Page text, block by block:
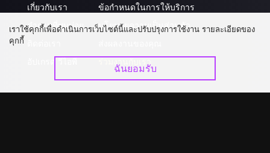
เกี่ยวกับเรา
คำถามที่พบบ่อย
ข้อกำหนดในการให้บริการ
นโยบายความเป็นส่วนตัว
เราใช้คุกกี้เพื่อดำเนินการเว็บไซต์นี้และปรับปรุงการใช้งาน รายละเอียดของ
คุกกี้
ฉันยอมรับ